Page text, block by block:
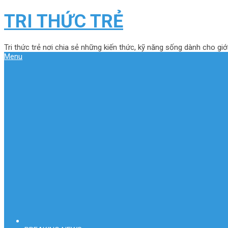
TRI THỨC TRẺ
Tri thức trẻ nơi chia sẻ những kiến thức, kỹ năng sống dành cho
Menu